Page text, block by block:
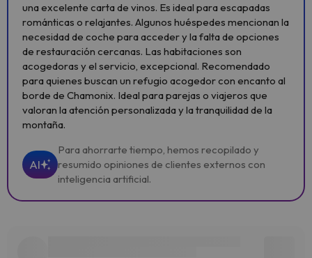
una excelente carta de vinos. Es ideal para escapadas
románticas o relajantes. Algunos huéspedes mencionan la
necesidad de coche para acceder y la falta de opciones
de restauración cercanas. Las habitaciones son
acogedoras y el servicio, excepcional. Recomendado
para quienes buscan un refugio acogedor con encanto al
borde de Chamonix. Ideal para parejas o viajeros que
valoran la atención personalizada y la tranquilidad de la
montaña.
AI
Para ahorrarte tiempo, hemos recopilado y
resumido opiniones de clientes externos con
inteligencia artificial.